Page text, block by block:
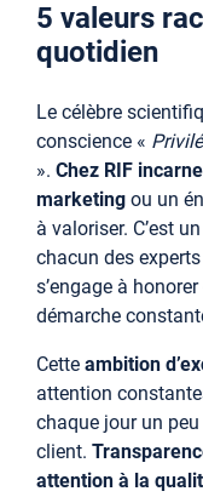
5 valeurs
quotidien
Le célèbre
conscience «
». Chez RIF
marketing ou un
à valoriser. C’est
chacun des
s’engage à
démarche
Cette ambition
attention
chaque jour un
client.
attention à la